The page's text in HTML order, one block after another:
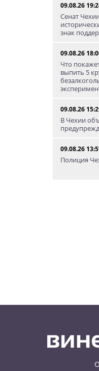
09.08.26
Сенат
знак
09.08.26
Что
выпить 5
09.08.26
В Чехии
09.08.26
Полиция